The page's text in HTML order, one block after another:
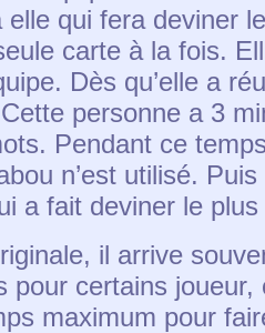
elle qui fera deviner
carte à la fois.
Dès qu’elle a
personne a 3
Pendant ce
n’est utilisé.
a fait deviner le
il arrive
pour certains
maximum pour